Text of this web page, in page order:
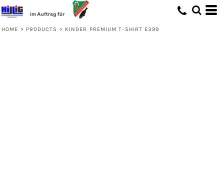
HOME > PRODUCTS > KINDER PREMIUM T-SHIRT E399